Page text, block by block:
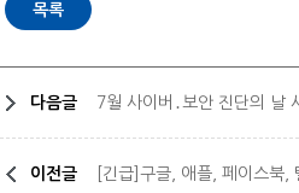
다음글 7월 사이버․보안 진단의 날
이전글